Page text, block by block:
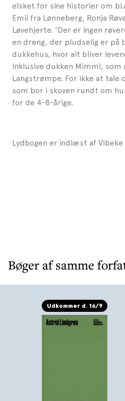
elsket for sine historier om
Emil fra Lønneberg, Ronja
Løvehjerte. 'Der er ingen
en dreng, der pludselig er på
dukkehus, hvor alt bliver
Inklusive dukken Mimmi,
Langstrømpe. For ikke at tale
som bor i skoven rundt om
for de 4-8-årige.
Lydbogen er indlæst af
Bøger af samme
Udkommer d. 16/9